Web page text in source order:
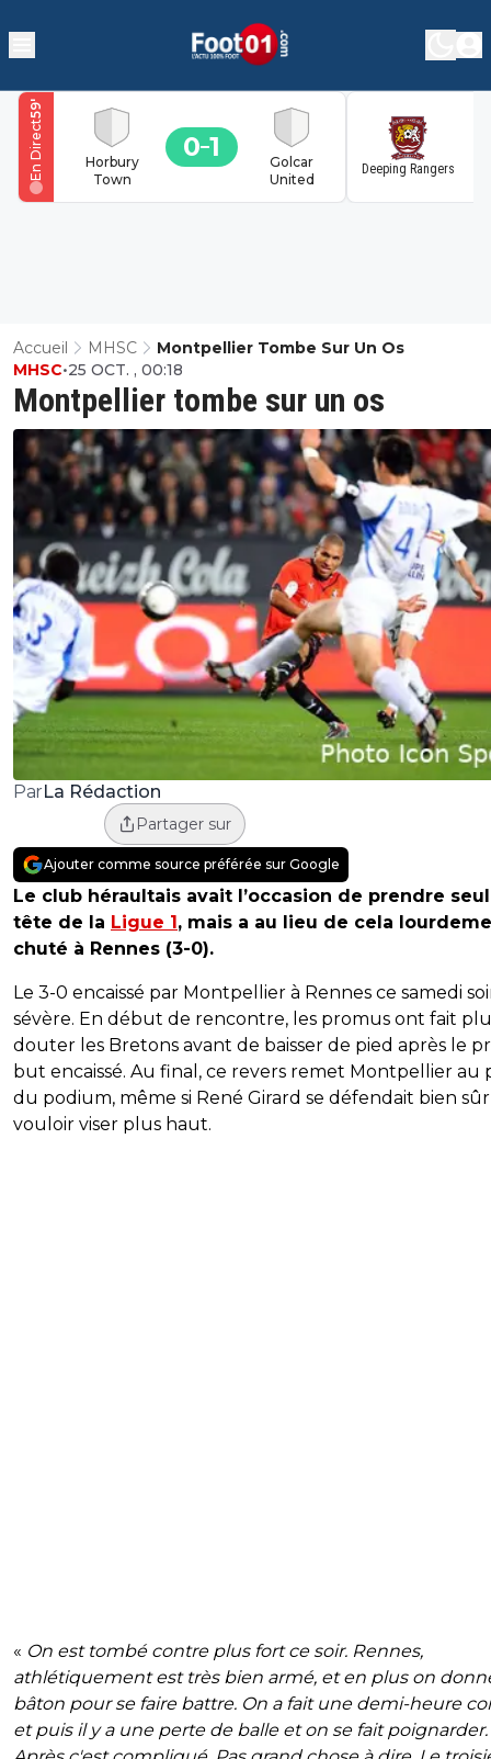
Horbury
Town
0 1
Golcar
United
59
'
En Direct Deeping Rangers
Accueil MHSC Montpellier Tombe Sur Un Os
Montpellier tombe sur un os
MHSC•25 OCT. , 00:18
ParLa Rédaction
Partager sur
Ajouter comme source préférée sur Google
Le club héraultais avait l’occasion de prendre
tête de la Ligue 1, mais a au lieu de cela
chuté à Rennes (3-0).
Le 3-0 encaissé par Montpellier à Rennes ce samedi
sévère. En début de rencontre, les promus ont fait
douter les Bretons avant de baisser de pied après le
but encaissé. Au final, ce revers remet Montpellier au
du podium, même si René Girard se défendait bien
vouloir viser plus haut.
« On est tombé contre plus fort ce soir. Rennes,
athlétiquement est très bien armé, et en plus on
bâton pour se faire battre. On a fait une demi-heure
et puis il y a une perte de balle et on se fait poignarder.